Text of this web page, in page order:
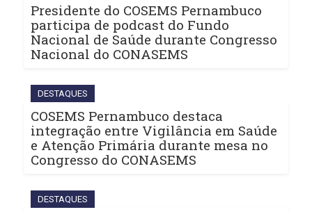
Presidente do COSEMS Pernambuco
participa de podcast do Fundo
Nacional de Saúde durante Congresso
Nacional do CONASEMS
DESTAQUES
COSEMS Pernambuco destaca
integração entre Vigilância em Saúde
e Atenção Primária durante mesa no
Congresso do CONASEMS
DESTAQUES